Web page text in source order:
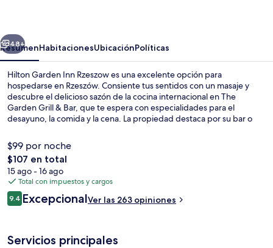
Siguiente
48+
ResumenHabitacionesUbicaciónPolíticas
Hilton Garden Inn Rzeszow es una excelente opción para
hospedarse en Rzeszów. Consiente tus sentidos con un masaje y
descubre el delicioso sazón de la cocina internacional en The
Garden Grill & Bar, que te espera con especialidades para el
desayuno, la comida y la cena. La propiedad destaca por su bar o
$99 por noche
El
precio
total
es
de
$107 en total
15 ago - 16 ago
Total con impuestos y cargos
Opiniones
9.49.4 de 10,
ExcepcionalVer las 263 opiniones
Servicios principales